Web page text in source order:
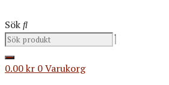
Sök
0.00kr 0Varukorg